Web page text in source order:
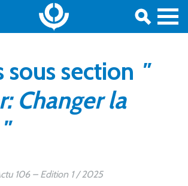
sous section "
Changer la
106 – Edition 1 / 2025